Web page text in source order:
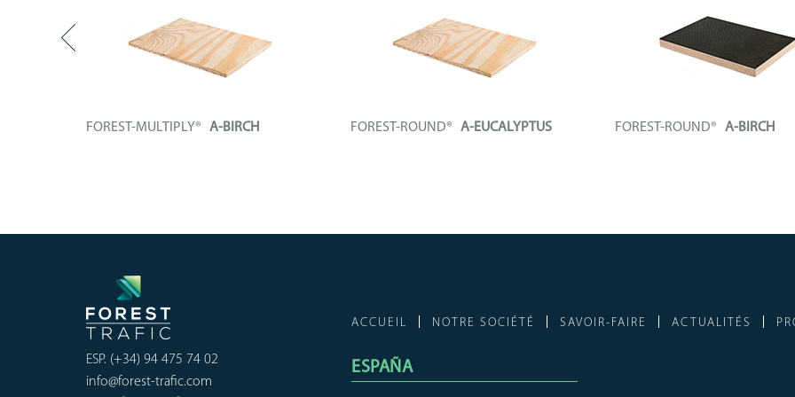
FOREST-MULTIPLY® A-BIRCH FOREST-ROUND® A-EUCALYPTUS FOREST-ROUND® A-BIRCH
ESP. (+34) 94 475 74 02
info@forest-trafic.com
ACCUEIL NOTRE SOCIÉTÉ SAVOIR-FAIRE ACTUALITÉS
ESPAÑA